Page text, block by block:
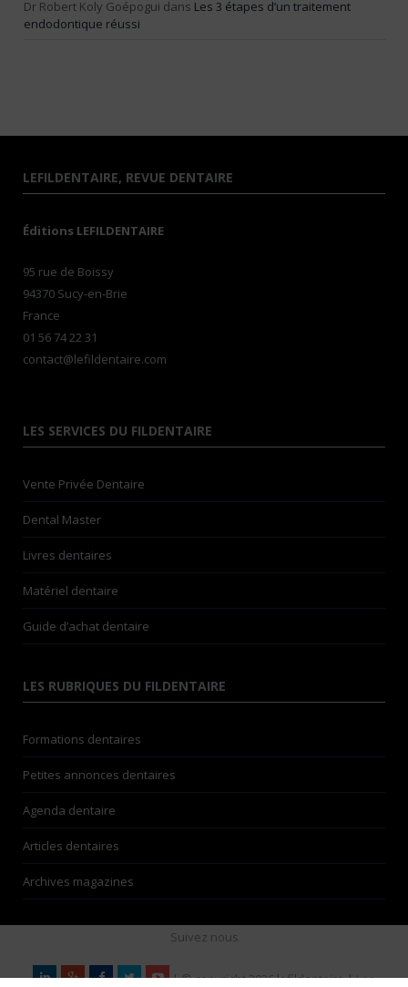
Dr Robert Koly Goépogui dans Les 3 étapes d’un traitement
endodontique réussi
LEFILDENTAIRE, REVUE DENTAIRE
Éditions LEFILDENTAIRE
95 rue de Boissy
94370 Sucy-en-Brie
France
01 56 74 22 31
contact@lefildentaire.com
LES SERVICES DU FILDENTAIRE
Vente Privée Dentaire
Dental Master
Livres dentaires
Matériel dentaire
Guide d’achat dentaire
LES RUBRIQUES DU FILDENTAIRE
Formations dentaires
Petites annonces dentaires
Agenda dentaire
Articles dentaires
Archives magazines
Suivez nous
| © copyright 2026 lefildentaire |Les